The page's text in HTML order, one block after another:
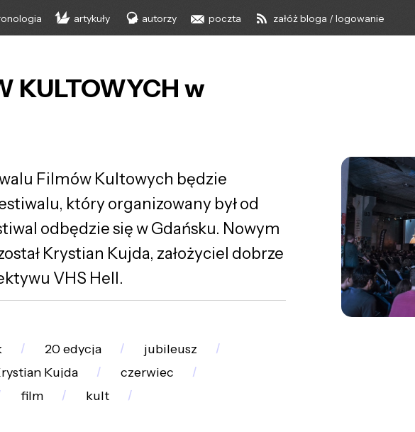
artykuły autorzy poczta załóż bloga / logowanie
KULTOWYCH w
Filmów Kultowych będzie
który organizowany był od
odbędzie się w Gdańsku. Nowym
Krystian Kujda, założyciel dobrze
VHS Hell.
20 edycja
jubileusz
Kujda
czerwiec
film kult